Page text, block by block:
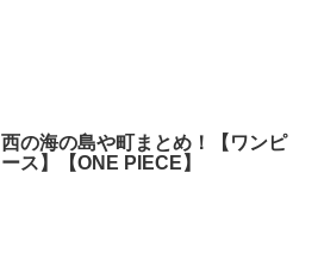
西の海の島や町まとめ！【ワンピ
ース】【ONE PIECE】